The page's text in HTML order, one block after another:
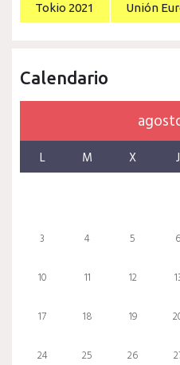
Tokio 2021 Unión
Calendario
L M X J
3 4 5 6
10 11 12
17 18 19
24 25 26